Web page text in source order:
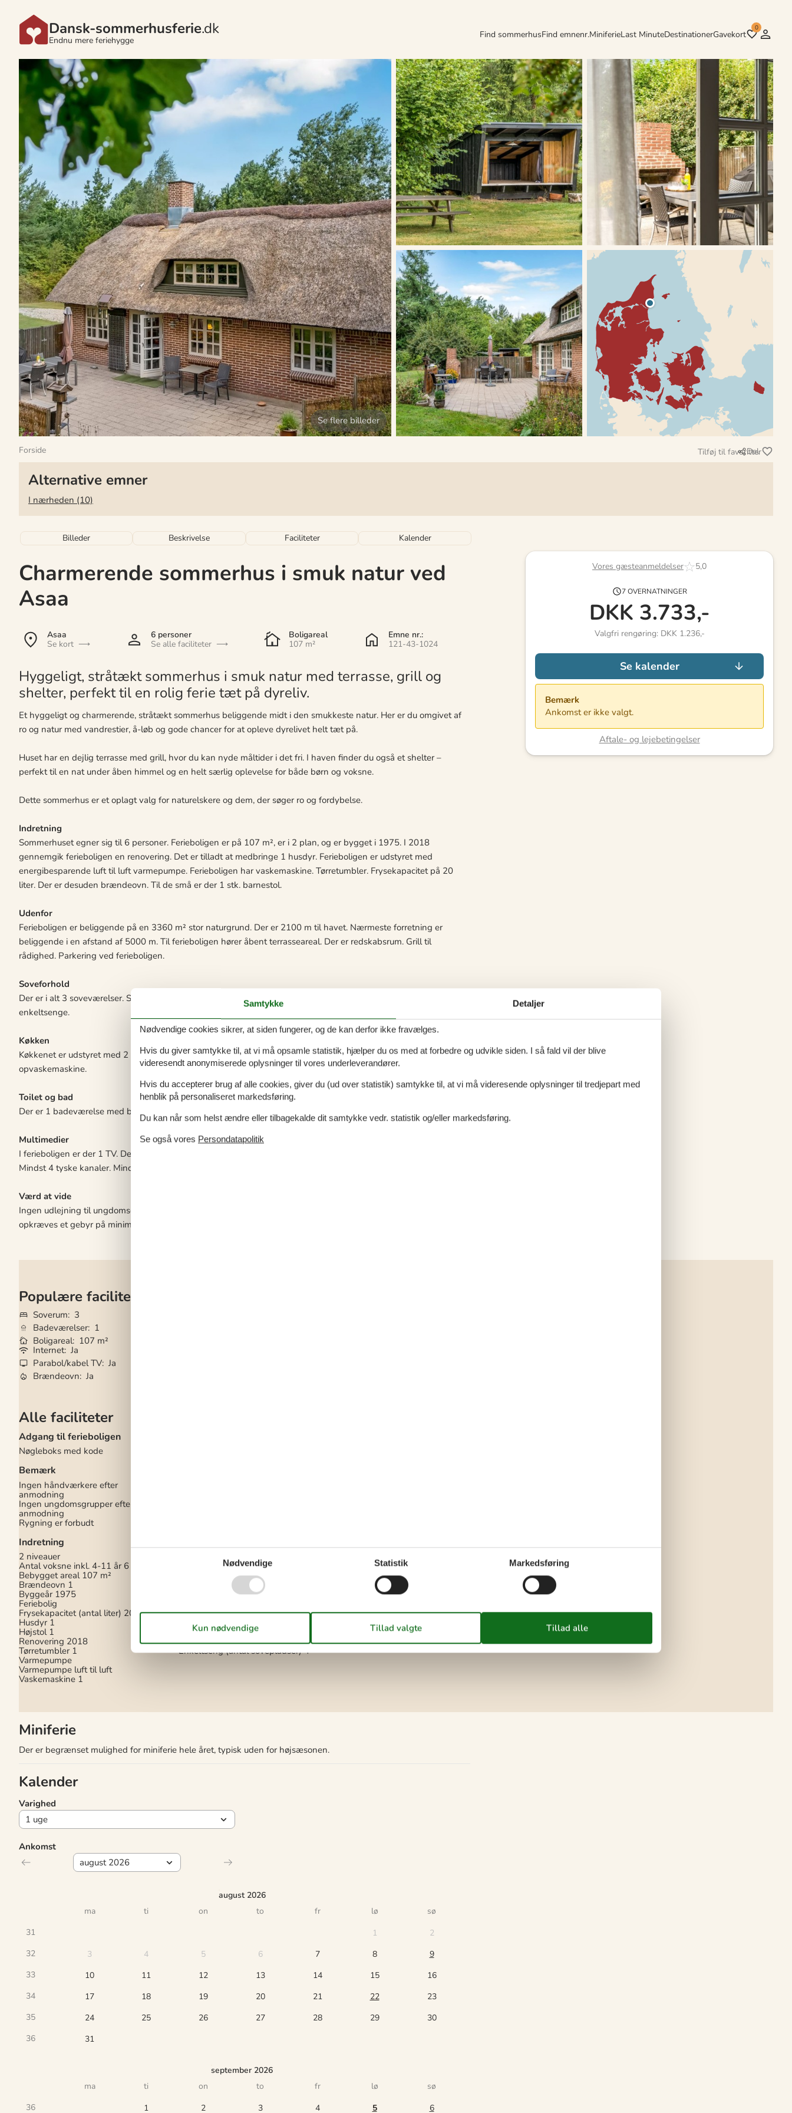
Dansk-sommerhusferie.dk
Endnu mere feriehygge
Find sommerhusFind emnenr.MiniferieLast MinuteDestinationerGavekort
0
Forside Tilføj til favoritter
Del
Alternative emner
I nærheden (10)
Billeder Beskrivelse Faciliteter Kalender
Charmerende sommerhus i smuk natur ved
Asaa
Asaa
Se kort
6 personer
Se alle faciliteter
Boligareal
107 m²
Emne nr.:
121-43-1024
Hyggeligt, stråtækt sommerhus i smuk natur med terrasse, grill og
shelter, perfekt til en rolig ferie tæt på dyreliv.
Et hyggeligt og charmerende, stråtækt sommerhus beliggende midt i den smukkeste natur. Her er du omgivet af
ro og natur med vandrestier, å-løb og gode chancer for at opleve dyrelivet helt tæt på.
Huset har en dejlig terrasse med grill, hvor du kan nyde måltider i det fri. I haven finder du også et shelter –
perfekt til en nat under åben himmel og en helt særlig oplevelse for både børn og voksne.
Dette sommerhus er et oplagt valg for naturelskere og dem, der søger ro og fordybelse.
Indretning
Sommerhuset egner sig til 6 personer. Ferieboligen er på 107 m², er i 2 plan, og er bygget i 1975. I 2018
gennemgik ferieboligen en renovering. Det er tilladt at medbringe 1 husdyr. Ferieboligen er udstyret med
energibesparende luft til luft varmepumpe. Ferieboligen har vaskemaskine. Tørretumbler. Frysekapacitet på 20
liter. Der er desuden brændeovn. Til de små er der 1 stk. barnestol.
Udenfor
Ferieboligen er beliggende på en 3360 m² stor naturgrund. Der er 2100 m til havet. Nærmeste forretning er
beliggende i en afstand af 5000 m. Til ferieboligen hører åbent terrasseareal. Der er redskabsrum. Grill til
rådighed. Parkering ved ferieboligen.
Soveforhold
Der er i alt 3 soveværelser. Sovepladserne fordeler sig på: 2 sovepladser i dobbeltseng. 4 sovepladser i
enkeltsenge.
Køkken
Køkkenet er udstyret med 2 køleskabe. Der er 4 keramiske kogeplader, varmluftovn, mikrobølgeovn, Airfryer samt
opvaskemaskine.
Toilet og bad
Der er 1 badeværelse med bruseniche og 1 toilet.. Der er gulvvarme på 1 badeværelse.
Multimedier
I ferieboligen er der 1 TV. Der er mindst 4 danske kanaler. Mindst 4 svenske kanaler. Mindst 4 norske kanaler.
Mindst 4 tyske kanaler. Mindst 4 engelske kanaler. Der er trådløst internet til rådighed.
Værd at vide
Ingen udlejning til ungdomsgrupper, hvor alle er 15-25 år. Rygning ikke tilladt. Ved overtrædelse af forbuddet
opkræves et gebyr på minimum DKK 3.000,-.
Populære faciliteter
Soverum
3
Badeværelser 1
Boligareal 107 m²
Internet Ja
Parabol/kabel TV Ja
Brændeovn Ja
Alle faciliteter
Adgang til ferieboligen
Nøgleboks med kode
Bemærk
Ingen håndværkere efter
anmodning
Ingen ungdomsgrupper efter
anmodning
Rygning er forbudt
Indretning
2 niveauer
Antal voksne inkl. 4-11 år 6
Bebygget areal 107 m²
Brændeovn 1
Byggeår 1975
Feriebolig
Frysekapacitet (antal liter) 20
Husdyr 1
Højstol 1
Renovering 2018
Tørretumbler 1
Varmepumpe
Varmepumpe luft til luft
Vaskemaskine 1
> 3 norske kanaler
> 3 svenske kanaler
> 3 tyske kanaler
Trådløst internet
Antal soveværelser
Dobbeltseng (antal sovepladser)
2
Enkeltseng (antal sovepladser) 4
Parkeringsplads ved huset
Redskabsskur
Størrelse af grunden
Miniferie
Der er begrænset mulighed for miniferie hele året, typisk uden for højsæsonen.
Kalender
Ankomst
august 2026
ma
ti on to fr lø
sø
31
1
2
32
3 4 5 6 7 8
9
33
10 11 12 13 14 15
16
34
17 18 19 20 21 22
23
35
24 25 26 27 28 29
30
36
31
september 2026
ma
ti on to fr lø
sø
36
1 2 3 4 5 6
Varighed
Vores gæsteanmeldelser 5,0
7 OVERNATNINGER
DKK 3.733,-
Valgfri rengøring: DKK 1.236,-
Se kalender
Bemærk
Ankomst er ikke valgt.
Aftale- og lejebetingelser
Samtykke Detaljer
Nødvendige cookies sikrer, at siden fungerer, og de kan derfor ikke fravælges.
Hvis du giver samtykke til, at vi må opsamle statistik, hjælper du os med at forbedre og udvikle siden. I så fald vil der blive
videresendt anonymiserede oplysninger til vores underleverandører.
Hvis du accepterer brug af alle cookies, giver du (ud over statistik) samtykke til, at vi må videresende oplysninger til tredjepart med
henblik på personaliseret markedsføring.
Du kan når som helst ændre eller tilbagekalde dit samtykke vedr. statistik og/eller markedsføring.
Se også vores Persondatapolitik
Nødvendige Statistik Markedsføring